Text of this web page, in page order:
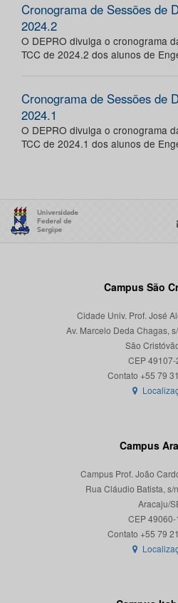
Cronograma de Sessões de
2024.2
O DEPRO divulga o cronograma
TCC de 2024.2 dos alunos de
Cronograma de Sessões de
2024.1
O DEPRO divulga o cronograma
TCC de 2024.1 dos alunos de
Campus São
Cidade Univ. Prof. José
Av. Marcelo Deda Chagas,
São
CEP 49107-
Campus
Campus Prof. João
Rua Cláudio Batista, s/
Aracaju/
CEP 49060-